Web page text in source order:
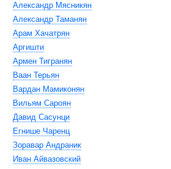
Александр Мясникян
Александр Таманян
Арам Хачатрян
Аргишти
Армен Тигранян
Ваан Терьян
Вардан Мамиконян
Вильям Сароян
Давид Сасунци
Егнише Чаренц
Зоравар Андраник
Иван Айвазовский